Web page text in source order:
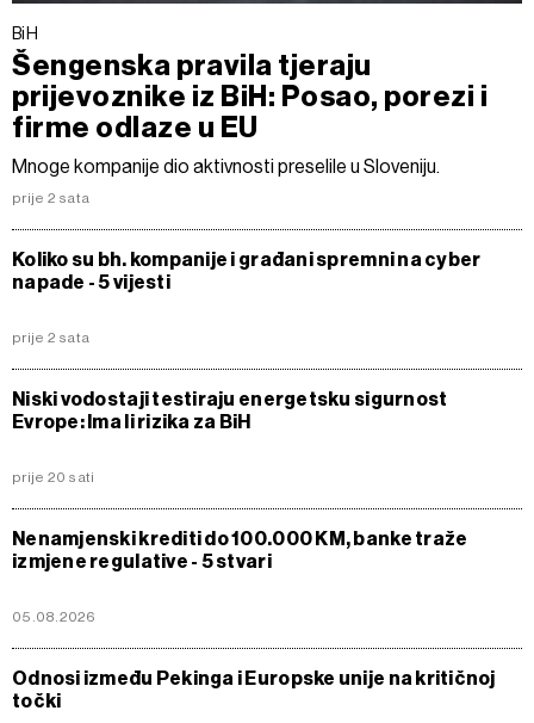
BiH
Šengenska pravila tjeraju
prijevoznike iz BiH: Posao, porezi i
firme odlaze u EU
Mnoge kompanije dio aktivnosti preselile u Sloveniju.
prije 2 sata
Koliko su bh. kompanije i građani spremni na cyber
napade - 5 vijesti
prije 2 sata
Niski vodostaji testiraju energetsku sigurnost
Evrope: Ima li rizika za BiH
prije 20 sati
Nenamjenski krediti do 100.000 KM, banke traže
izmjene regulative - 5 stvari
05.08.2026
Odnosi između Pekinga i Europske unije na kritičnoj
točki